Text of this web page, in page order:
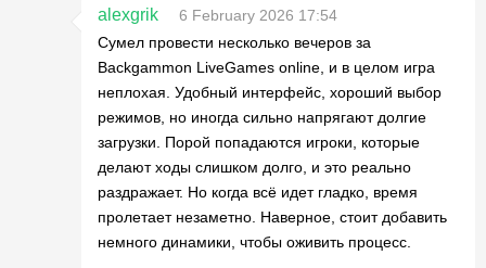
alexgrik
6 February 2026 17:54
Сумел провести несколько вечеров за
Backgammon LiveGames online, и в целом игра
неплохая. Удобный интерфейс, хороший выбор
режимов, но иногда сильно напрягают долгие
загрузки. Порой попадаются игроки, которые
делают ходы слишком долго, и это реально
раздражает. Но когда всё идет гладко, время
пролетает незаметно. Наверное, стоит добавить
немного динамики, чтобы оживить процесс.